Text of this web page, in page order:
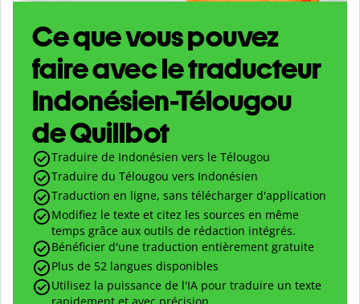
Ce que vous pouvez
faire avec le traducteur
Indonésien-Télougou
de Quillbot
Traduire de Indonésien vers le Télougou
Traduire du Télougou vers Indonésien
Traduction en ligne, sans télécharger d'application
Modifiez le texte et citez les sources en même
temps grâce aux outils de rédaction intégrés.
Bénéficier d'une traduction entièrement gratuite
Plus de 52 langues disponibles
Utilisez la puissance de l'IA pour traduire un texte